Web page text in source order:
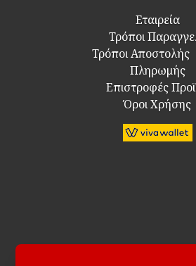
Εταιρεία
Τρόποι
Τρόποι
Πληρωμής
Επιστροφές
Όροι Χρήσης